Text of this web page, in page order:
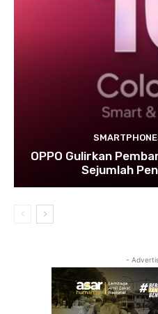
OPPO Gulirkan
Sejumlah
-